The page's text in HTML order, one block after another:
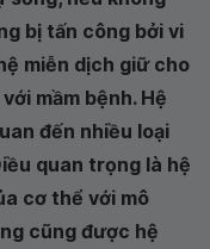
bị tấn công bởi vi
miễn dịch giữ cho
mầm bệnh. Hệ
đến nhiều loại
quan trọng là hệ
cơ thể với mô
cũng được hệ